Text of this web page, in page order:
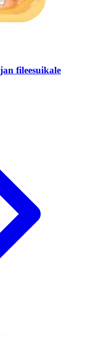
fileesuikale